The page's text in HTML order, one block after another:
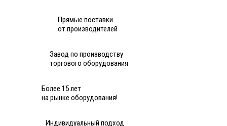
Прямые поставки
от производителей
Завод по производству
торгового оборудования
Более 15 лет
на рынке оборудования!
Индивидуальный подход